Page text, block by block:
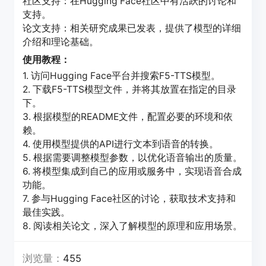
支持。
论文支持：相关研究成果已发表，提供了模型的详细
介绍和理论基础。
使用教程：
1. 访问Hugging Face平台并搜索F5-TTS模型。
2. 下载F5-TTS模型文件，并将其放置在指定的目录
下。
3. 根据模型的README文件，配置必要的环境和依
赖。
4. 使用模型提供的API进行文本到语音的转换。
5. 根据需要调整模型参数，以优化语音输出的质量。
6. 将模型集成到自己的应用或服务中，实现语音合成
功能。
7. 参与Hugging Face社区的讨论，获取技术支持和
最佳实践。
8. 阅读相关论文，深入了解模型的原理和应用场景。
浏览量： 455